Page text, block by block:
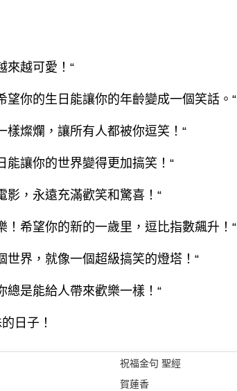
來越可愛！“
望你的生日能讓你的年齡變成一個笑話。“
樣燦爛，讓所有人都被你逗笑！“
能讓你的世界變得更加搞笑！“
影，永遠充滿歡笑和驚喜！“
！希望你的新的一歲里，逗比指數飆升！“
世界，就像一個超級搞笑的燈塔！“
總是能給人帶來歡樂一樣！“
日子！
祝福金句 聖經
賀蓮香